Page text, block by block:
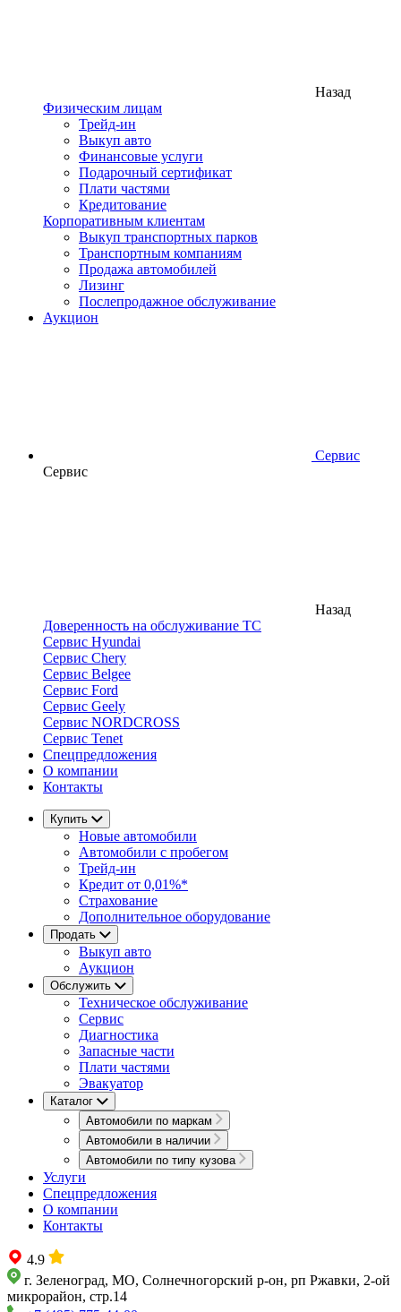
Назад
Физическим лицам
Трейд-ин
Выкуп авто
Финансовые услуги
Подарочный сертификат
Плати частями
Кредитование
Корпоративным клиентам
Выкуп транспортных парков
Транспортным компаниям
Продажа автомобилей
Лизинг
Послепродажное обслуживание
Аукцион
Сервис
Сервис
Назад
Доверенность на обслуживание ТС
Сервис Hyundai
Сервис Chery
Сервис Belgee
Сервис Ford
Сервис Geely
Сервис NORDCROSS
Сервис Tenet
Спецпредложения
О компании
Контакты
Купить
Новые автомобили
Автомобили с пробегом
Трейд-ин
Кредит от 0,01%*
Страхование
Дополнительное оборудование
Продать
Выкуп авто
Аукцион
Обслужить
Техническое обслуживание
Сервис
Диагностика
Запасные части
Плати частями
Эвакуатор
Каталог
Автомобили по маркам
Автомобили в наличии
Автомобили по типу кузова
Услуги
Спецпредложения
О компании
Контакты
4.9
г. Зеленоград, МО, Солнечногорский р-он, рп Ржавки, 2-ой
микрорайон, стр.14